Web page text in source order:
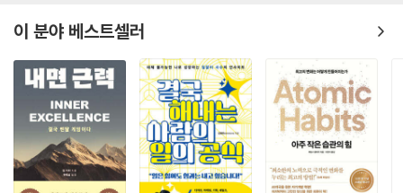
이 분야 베스트셀러